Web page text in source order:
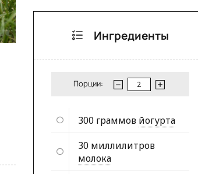
Ингредиенты
Порции:
300 граммов йогурта
30 миллилитров
молока